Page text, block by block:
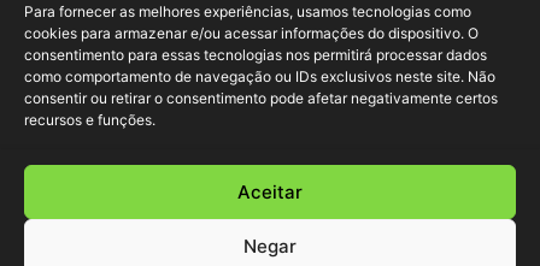
Para fornecer as melhores experiências, usamos tecnologias como
cookies para armazenar e/ou acessar informações do dispositivo. O
consentimento para essas tecnologias nos permitirá processar dados
como comportamento de navegação ou IDs exclusivos neste site. Não
consentir ou retirar o consentimento pode afetar negativamente certos
recursos e funções.
Aceitar
Negar
Redação Faculdade XP - 31/01/2023
Free float: qual a importância
desse conceito para acionistas